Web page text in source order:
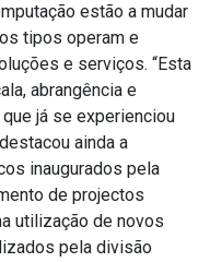
estão a mudar
tipos operam e
e serviços. “Esta
abrangência e
já se experienciou
ainda a
inaugurados pela
de projectos
utilização de novos
pela divisão